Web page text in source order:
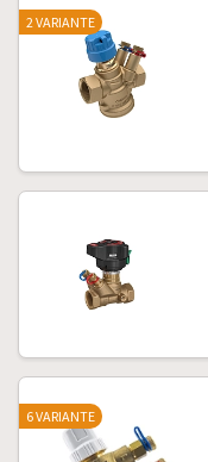
2 VARIANTE
6 VARIANTE